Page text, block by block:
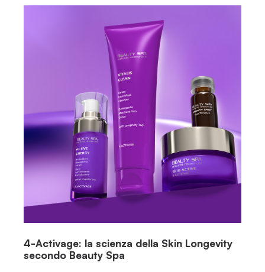
4-Activage: la scienza della Skin Longevity
secondo Beauty Spa